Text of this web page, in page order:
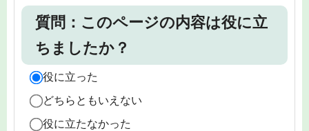
質問：このページの内容は役に立
ちましたか？
役に立った
どちらともいえない
役に立たなかった